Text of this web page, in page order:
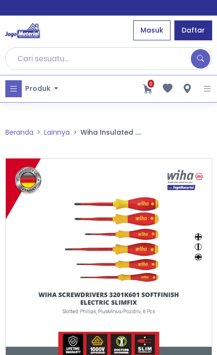
Masuk Daftar
Produk 0
Beranda Lainnya Wiha Insulated ....